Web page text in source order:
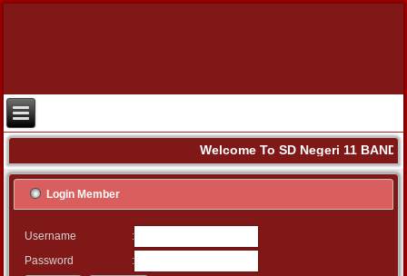
Welcome To SD Negeri 11
Login Member
Username
:
Password
: